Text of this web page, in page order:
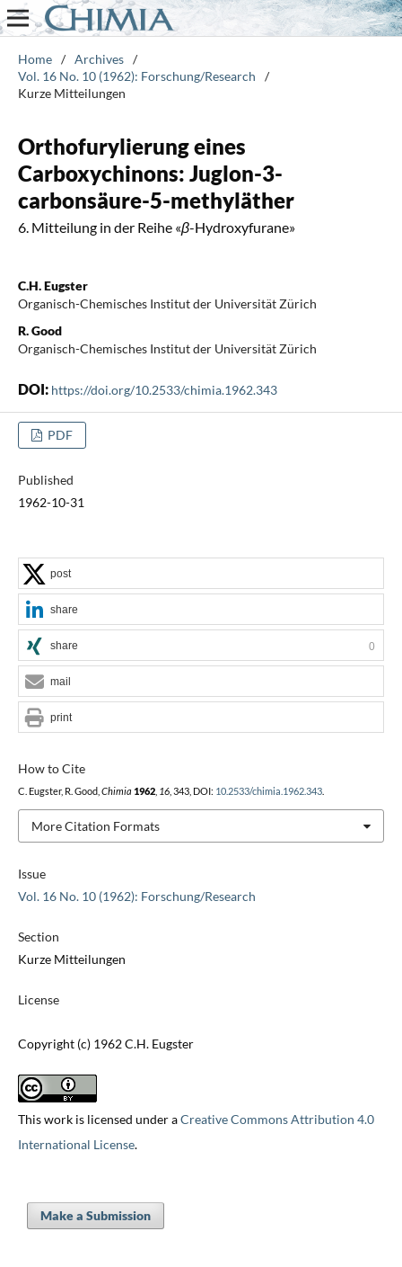
Home / Archives /
Vol. 16 No. 10 (1962): Forschung/Research
/
Kurze Mitteilungen
Orthofurylierung eines
Carboxychinons: Juglon-3-
carbonsäure-5-methyläther
6. Mitteilung in der Reihe «β-Hydroxyfurane»
C.H. Eugster
Organisch-Chemisches Institut der Universität Zürich
R. Good
Organisch-Chemisches Institut der Universität Zürich
DOI: https://doi.org/10.2533/chimia.1962.343
PDF
Published
1962-10-31
Issue
Vol. 16 No. 10 (1962): Forschung/Research
Section
Kurze Mitteilungen
License
Copyright (c) 1962 C.H. Eugster
This work is licensed under aCreative Commons Attribution 4.0
International License.
How to Cite
C. Eugster, R. Good, Chimia 1962, 16, 343, DOI: 10.2533/chimia.1962.343.
More Citation Formats
post
share
share 0
mail
print
Make a Submission